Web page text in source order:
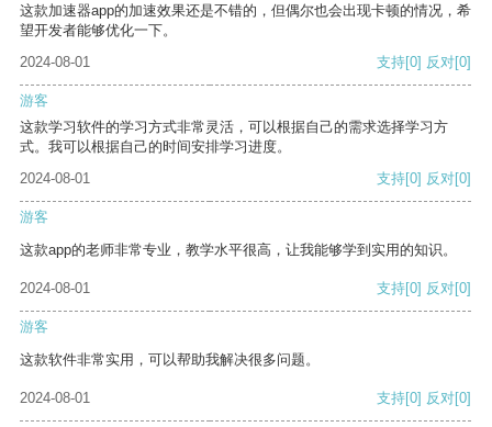
这款加速器app的加速效果还是不错的，但偶尔也会出现卡顿的情况，希
望开发者能够优化一下。
2024-08-01
支持[0] 反对[0]
游客
这款学习软件的学习方式非常灵活，可以根据自己的需求选择学习方
式。我可以根据自己的时间安排学习进度。
2024-08-01
支持[0] 反对[0]
游客
这款app的老师非常专业，教学水平很高，让我能够学到实用的知识。
2024-08-01 支持[0] 反对[0]
游客
这款软件非常实用，可以帮助我解决很多问题。
2024-08-01 支持[0] 反对[0]